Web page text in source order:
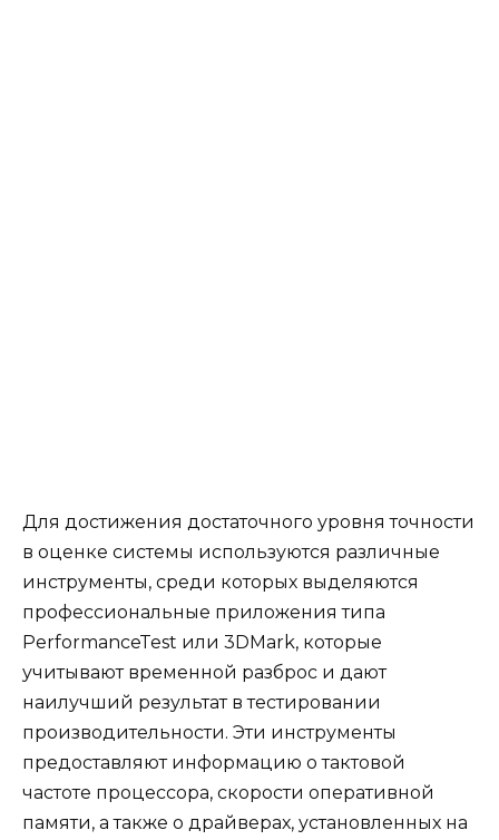
Для достижения достаточного уровня точности
в оценке системы используются различные
инструменты, среди которых выделяются
профессиональные приложения типа
PerformanceTest или 3DMark, которые
учитывают временной разброс и дают
наилучший результат в тестировании
производительности. Эти инструменты
предоставляют информацию о тактовой
частоте процессора, скорости оперативной
памяти, а также о драйверах, установленных на